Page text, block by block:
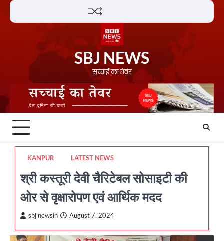
Skip
SBJ NEWS
सच्चाई का तेवर
KANPUR LATEST NEWS
श्री कस्तूरी देवी चैरिटेबल सोसाइटी की
ओर से वृक्षारोपण एवं आर्थिक मदद
sbj newsin August 7, 2024